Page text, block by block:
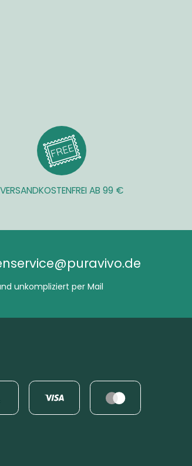
VERSANDKOSTENFREI AB 99 €
unkompliziert per Mail